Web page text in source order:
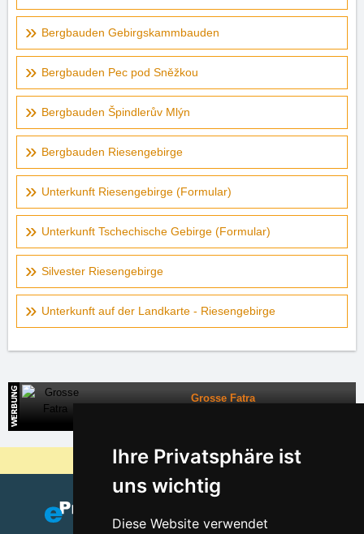
Ihre Privatsphäre ist
uns wichtig
Diese Website verwendet
Bergbauden Gebirgskammbauden
Bergbauden Pec pod Sněžkou
Bergbauden Špindlerův Mlýn
Bergbauden Riesengebirge
Unterkunft Riesengebirge (Formular)
Unterkunft Tschechische Gebirge (Formular)
Silvester Riesengebirge
Unterkunft auf der Landkarte - Riesengebirge
Grosse Fatra
Warum sind unsere Server am billigsten?